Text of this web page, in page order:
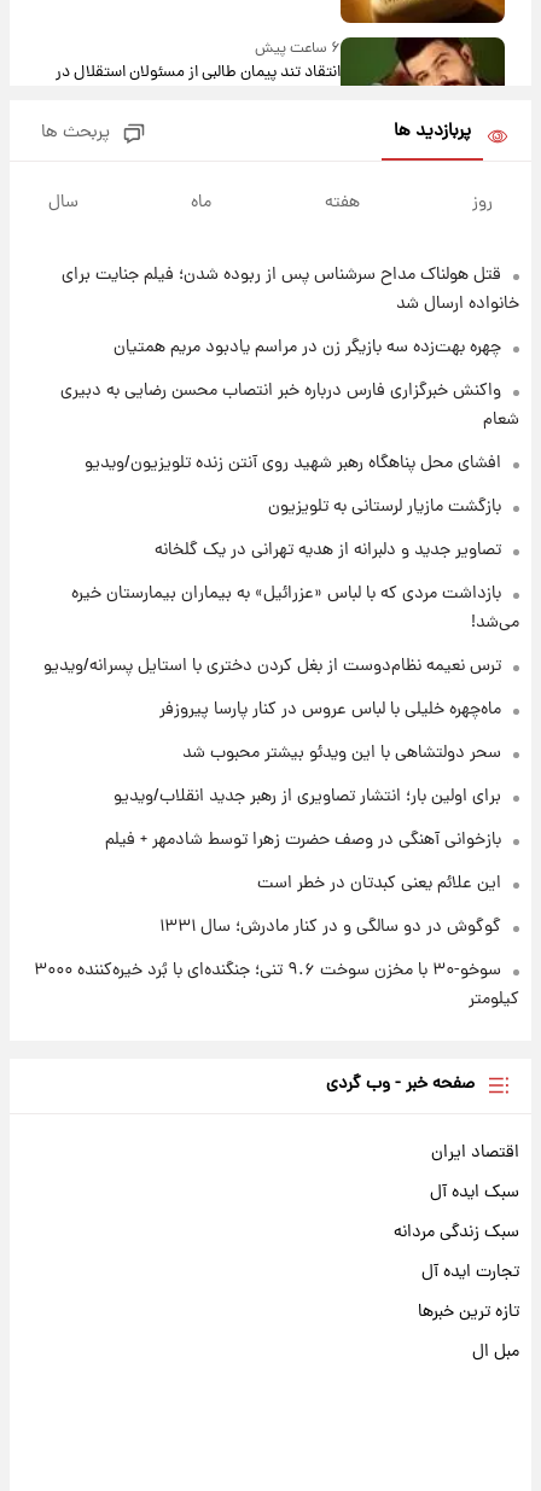
۶ ساعت پیش
انتقاد تند پیمان طالبی از مسئولان استقلال در
مرداد ۱۴۰۵ +جدول
۷ ساعت پیش
۸ ساعت پیش
۸ ساعت پیش
قیمت محصولات ایران‌خودرو و سایپا امروز شنبه
۱۷ مرداد ۱۴۰۵
شنبه ۱۷ مرداد ۱۴۰۵
۲۲ ساعت پیش
بازیکن به درد نخور استقلال با مقصد اروپا این
پربازدید ها پربحث ها
روز هفته ماه سال
قتل هولناک مداح سرشناس پس از ربوده شدن؛ فیلم جنایت برای
خانواده ارسال شد
چهره بهت‌زده سه بازیگر زن در مراسم یادبود مریم همتیان
واکنش خبرگزاری فارس درباره خبر انتصاب محسن رضایی به دبیری
شعام
افشای محل پناهگاه‌ رهبر شهید روی آنتن زنده تلویزیون/ویدیو
بازگشت مازیار لرستانی به تلویزیون
تصاویر جدید و دلبرانه از هدیه تهرانی در یک گلخانه
بازداشت مردی که با لباس «عزرائیل» به بیماران بیمارستان خیره
می‌شد!
ترس نعیمه نظام‌دوست از بغل کردن دختری با استایل پسرانه/ویدیو
ماه‌چهره خلیلی با لباس عروس در کنار پارسا پیروزفر
سحر دولتشاهی با این ویدئو بیشتر محبوب شد
برای اولین بار؛ انتشار تصاویری از رهبر جدید انقلاب/ویدیو
بازخوانی آهنگی در وصف حضرت زهرا توسط شادمهر + فیلم
این علائم یعنی کبدتان در خطر است
گوگوش در دو سالگی و در کنار مادرش؛ سال ۱۳۳۱
سوخو-۳۰ با مخزن سوخت ۹.۶ تنی؛ جنگنده‌ای با بُرد خیره‌کننده ۳۰۰۰
کیلومتر
صفحه خبر - وب گردی
اقتصاد ایران
سبک ایده آل
سبک زندگی مردانه
تجارت ایده آل
تازه ترین خبرها
مبل ال